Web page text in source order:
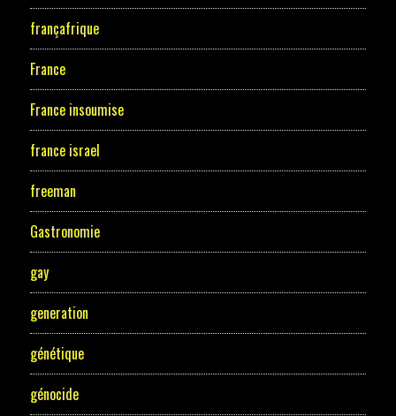
françafrique
France
France insoumise
france israel
freeman
Gastronomie
gay
generation
génétique
génocide